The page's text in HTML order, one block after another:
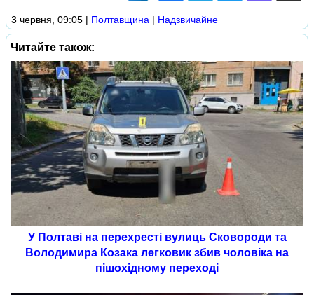
3 червня, 09:05 | Полтавщина | Надзвичайне
Читайте також:
У Полтаві на перехресті вулиць Сковороди та
Володимира Козака легковик збив чоловіка на
пішохідному переході